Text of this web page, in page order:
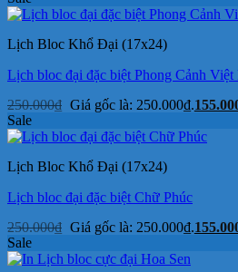
Lịch Bloc Khổ Đại (17x24)
Lịch bloc đại đặc biệt Phong Cảnh Việt
250.000₫ Giá gốc là: 250.000₫.
Sale
Lịch Bloc Khổ Đại (17x24)
Lịch bloc đại đặc biệt Chữ Phúc
250.000₫ Giá gốc là: 250.000₫.
Sale